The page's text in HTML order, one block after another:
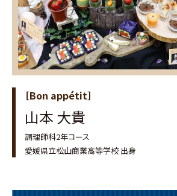
［Bon appétit］
山本 大貴
調理師科2年コース
愛媛県立松山商業高等学校 出身